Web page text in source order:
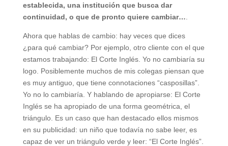
establecida, una institución que busca dar
continuidad, o que de pronto quiere cambiar…
Ahora que hablas de cambio: hay veces que dices
¿para qué cambiar? Por ejemplo, otro cliente con el que
estamos trabajando: El Corte Inglés. Yo no cambiaría su
logo. Posiblemente muchos de mis colegas piensan que
es muy antiguo, que tiene connotaciones “casposillas”.
Yo no lo cambiaría. Y hablando de apropiarse: El Corte
Inglés se ha apropiado de una forma geométrica, el
triángulo. Es un caso que han destacado ellos mismos
en su publicidad: un niño que todavía no sabe leer, es
capaz de ver un triángulo verde y leer: “El Corte Inglés”.